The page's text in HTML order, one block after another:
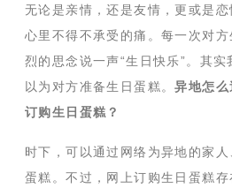
无论是亲情，还是友情，更或是
心里不得不承受的痛。每一次对
烈的思念说一声“生日快乐”。其
以为对方准备生日蛋糕。异地怎
订购生日蛋糕？
时下，可以通过网络为异地的家
蛋糕。不过，网上订购生日蛋糕